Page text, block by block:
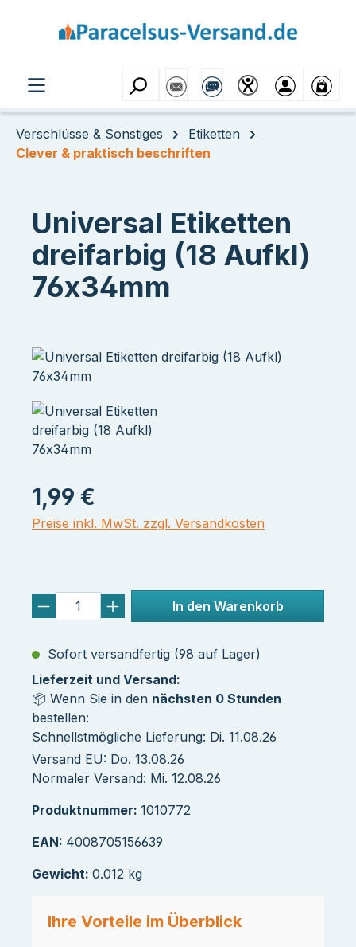
Verschlüsse & Sonstiges
Etiketten
Clever & praktisch beschriften
Universal Etiketten
dreifarbig (18 Aufkl)
76x34mm
1,99 €
Preise inkl. MwSt. zzgl. Versandkosten
In den Warenkorb
Sofort versandfertig (98 auf Lager)
Lieferzeit und Versand:
📦 Wenn Sie in den nächsten 0 Stunden
bestellen:
Schnellstmögliche Lieferung: Di. 11.08.26
Versand EU: Do. 13.08.26
Normaler Versand: Mi. 12.08.26
Produktnummer: 1010772
EAN: 4008705156639
Gewicht: 0.012 kg
Ihre Vorteile im Überblick